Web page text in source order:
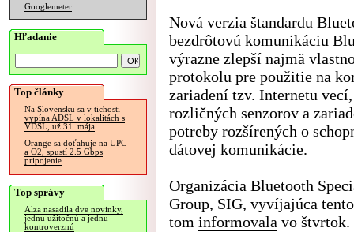
Googlemeter
Hľadanie
Top články
Na Slovensku sa v tichosti
vypína ADSL v lokalitách s
VDSL, už 31. mája
Orange sa doťahuje na UPC
a O2, spustí 2.5 Gbps
pripojenie
Top správy
Alza nasadila dve novinky,
jednu užitočnú a jednu
kontroverznú
Nová verzia štandardu
bezdrôtovú komunikáciu
výrazne zlepší najmä
protokolu pre použitie na
zariadení tzv. Internetu
rozličných senzorov a
potreby rozšírených o
dátovej komunikácie.
Organizácia Bluetooth
Group, SIG, vyvíjajúca
tom informovala vo štvrtok.